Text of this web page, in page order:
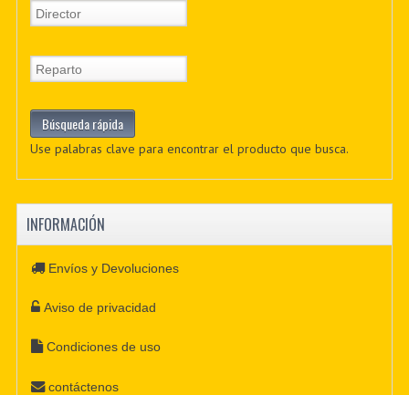
Use palabras clave para encontrar el producto que busca.
INFORMACIÓN
Envíos y Devoluciones
Aviso de privacidad
Condiciones de uso
contáctenos